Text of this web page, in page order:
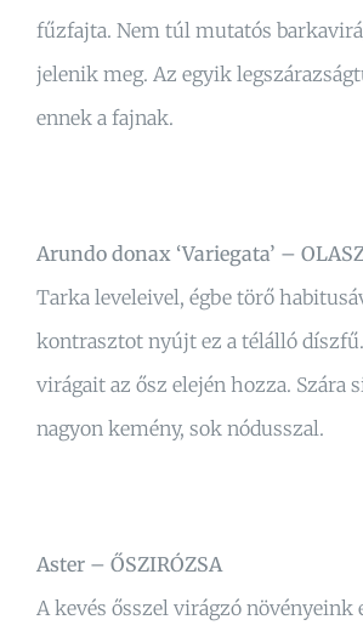
fűzfajta. Nem túl mutatós
jelenik meg. Az egyik
ennek a fajnak.
Arundo donax ‘Variegata’ –
Tarka leveleivel, égbe törő
kontrasztot nyújt ez a télálló
virágait az ősz elején hozza. Szára
nagyon kemény, sok nódusszal.
Aster – ŐSZIRÓZSA
A kevés ősszel virágzó növényeink